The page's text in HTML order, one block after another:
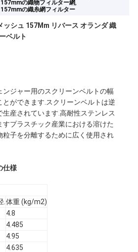
157mmの織物フィルター網,
157mmの織糸網フィルター
ッシュ 157Mm リバース オランダ 織
ベルト
ンジャー用のスクリーンベルトの幅
とができます.スクリーンベルトは逆
産されています.高耐性ステンレス
プラスチック産業における溶けた
粒子を分離するために広く使用され
仕様
. 体重 (kg/m2)
4.8
4.485
4.95
4.635